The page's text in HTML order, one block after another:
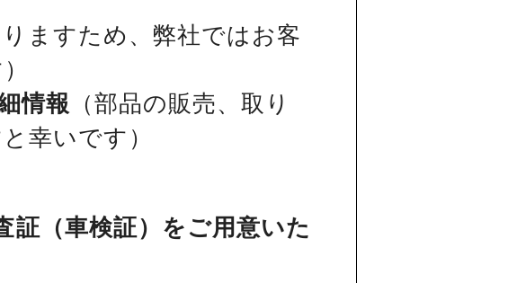
ますため、弊社ではお客
情報
（部品の販売、取り
幸いです）
証（車検証）をご用意いた